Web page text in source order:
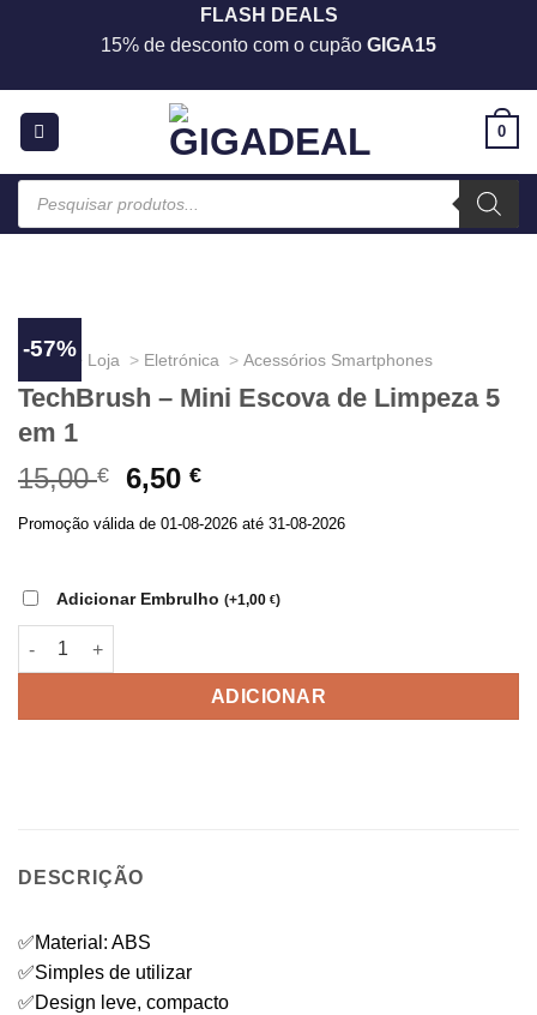
FLASH DEALS
15% de desconto com o cupão GIGA15
0
Products
search
-57%
Home Loja Eletrónica Acessórios Smartphones
TechBrush – Mini Escova de Limpeza 5
em 1
15,00€
O
original
15,00 €.
6,50€
atual
6,50 €.
Promoção válida de 01-08-2026 até 31-08-2026
Adicionar Embrulho (+1,00 €)
Quantidade de TechBrush - Mini Escova de Limpeza 5 em 1
ADICIONAR
DESCRIÇÃO
✅Material: ABS
✅Simples de utilizar
✅Design leve, compacto